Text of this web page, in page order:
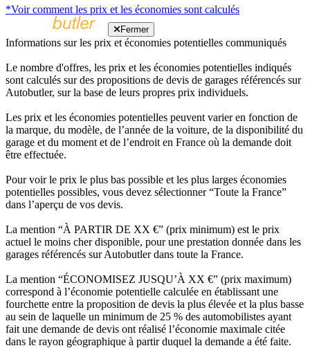
*Voir comment les prix et les économies sont calculés
Fermer
Informations sur les prix et économies potentielles communiqués
Le nombre d'offres, les prix et les économies potentielles indiqués
sont calculés sur des propositions de devis de garages référencés sur
Autobutler, sur la base de leurs propres prix individuels.
Les prix et les économies potentielles peuvent varier en fonction de
la marque, du modèle, de l’année de la voiture, de la disponibilité du
garage et du moment et de l’endroit en France où la demande doit
être effectuée.
Pour voir le prix le plus bas possible et les plus larges économies
potentielles possibles, vous devez sélectionner “Toute la France”
dans l’aperçu de vos devis.
La mention “À PARTIR DE XX €” (prix minimum) est le prix
actuel le moins cher disponible, pour une prestation donnée dans les
garages référencés sur Autobutler dans toute la France.
La mention “ÉCONOMISEZ JUSQU’À XX €” (prix maximum)
correspond à l’économie potentielle calculée en établissant une
fourchette entre la proposition de devis la plus élevée et la plus basse
au sein de laquelle un minimum de 25 % des automobilistes ayant
fait une demande de devis ont réalisé l’économie maximale citée
dans le rayon géographique à partir duquel la demande a été faite.